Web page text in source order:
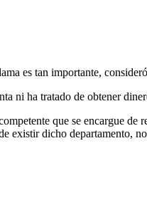
es tan importante,
ni ha tratado de obtener
que se encargue de
existir dicho departamento,